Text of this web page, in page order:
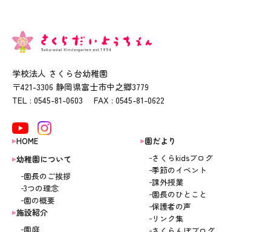
学校法人 さくら台幼稚園
〒421-3306 静岡県富士市中之郷3779
TEL : 0545-81-0603 FAX : 0545-81-0622
HOME
幼稚園について
園長のご挨拶
3つの理念
園の概要
施設紹介
園庭
園だより
さくらkidsブログ
季節のイベント
課外授業
園長のひとこと
保護者の声
リンク集